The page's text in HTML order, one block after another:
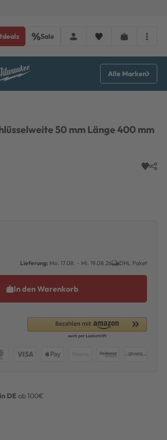
Sale
Alle Marken
50 mm Länge 400 mm
Lieferung: Mo. 17.08. - Mi. 19.08.26 DHL Paket
In den Warenkorb
DE ab 100€